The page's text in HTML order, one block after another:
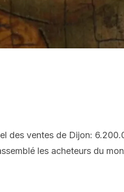
des ventes de Dijon:
les acheteurs du